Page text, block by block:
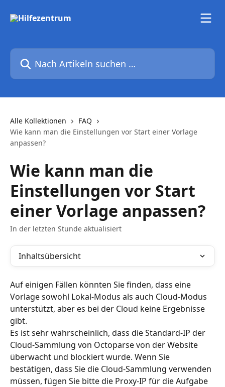
Nach Artikeln suchen …
Alle Kollektionen
FAQ
Wie kann man die Einstellungen vor Start einer Vorlage
anpassen?
Wie kann man die
Einstellungen vor Start
einer Vorlage anpassen?
In der letzten Stunde aktualisiert
Inhaltsübersicht
Auf einigen Fällen könnten Sie finden, dass eine
Vorlage sowohl Lokal-Modus als auch Cloud-Modus
unterstützt, aber es bei der Cloud keine Ergebnisse
gibt.
Es ist sehr wahrscheinlich, dass die Standard-IP der
Cloud-Sammlung von Octoparse von der Website
überwacht und blockiert wurde. Wenn Sie
bestätigen, dass Sie die Cloud-Sammlung verwenden
müssen, fügen Sie bitte die Proxy-IP für die Aufgabe